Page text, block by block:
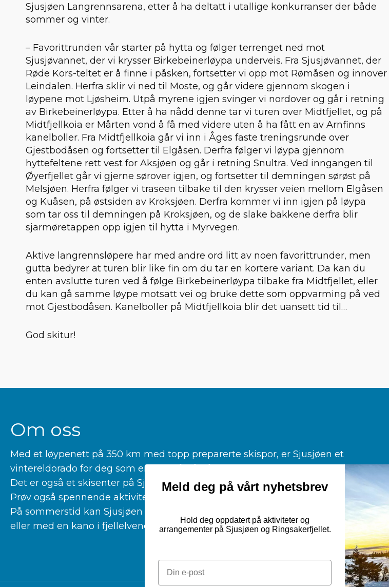
Sjusjøen Langrennsarena, etter å ha deltatt i utallige konkurranser der både
sommer og vinter.
– Favorittrunden vår starter på hytta og følger terrenget ned mot
Sjusjøvannet, der vi krysser Birkebeinerløypa underveis. Fra Sjusjøvannet, der
Røde Kors-teltet er å finne i påsken, fortsetter vi opp mot Rømåsen og innover
Leindalen. Herfra sklir vi ned til Moste, og går videre gjennom skogen i
løypene mot Ljøsheim. Utpå myrene igjen svinger vi nordover og går i retning
av Birkebeinerløypa. Etter å ha nådd denne tar vi turen over Midtfjellet, og på
Midtfjellkoia er Mårten vond å få med videre uten å ha fått en av Arnfinns
kanelboller. Fra Midtfjellkoia går vi inn i Åges faste treningsrunde over
Gjestbodåsen og fortsetter til Elgåsen. Derfra følger vi løypa gjennom
hyttefeltene rett vest for Aksjøen og går i retning Snultra. Ved inngangen til
Øyerfjellet går vi gjerne sørover igjen, og fortsetter til demningen sørøst på
Melsjøen. Herfra følger vi traseen tilbake til den krysser veien mellom Elgåsen
og Kuåsen, på østsiden av Kroksjøen. Derfra kommer vi inn igjen på løypa
som tar oss til demningen på Kroksjøen, og de slake bakkene derfra blir
sjarmøretappen opp igjen til hytta i Myrvegen.
Aktive langrennsløpere har med andre ord litt av noen favorittrunder, men
gutta bedyrer at turen blir like fin om du tar en kortere variant. Da kan du
enten avslutte turen ved å følge Birkebeinerløypa tilbake fra Midtfjellet, eller
du kan gå samme løype motsatt vei og bruke dette som oppvarming på ved
mot Gjestbodåsen. Kanelboller på Midtfjellkoia blir det uansett tid til…
God skitur!
Om oss
Med et løypenett på 350 km med topp preparerte skispor, er Sjusjøen et
vintereldorado for deg som er glad i å gå på langrenn.
Det er også et skisenter på Sjusjøen for deg som er glad i alpint.
Prøv også spennende aktiviteter som kiting, hundekjøring og kanefart!
På sommerstid kan Sjusjøen by på fantastiske turmuligheter til fots, på sykkelsetet
eller med en kano i fjellelvene våre.
Meld deg på vårt nyhetsbrev
Hold deg oppdatert på aktiviteter og
arrangementer på Sjusjøen og Ringsakerfjellet.